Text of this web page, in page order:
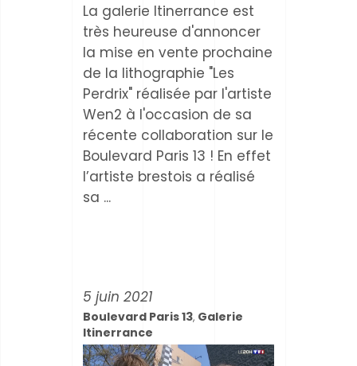
La galerie Itinerrance est
très heureuse d'annoncer
la mise en vente prochaine
de la lithographie "Les
Perdrix" réalisée par l'artiste
Wen2 à l'occasion de sa
récente collaboration sur le
Boulevard Paris 13 ! En effet
l’artiste brestois a réalisé
sa
5 juin 2021
Boulevard Paris 13, Galerie
Itinerrance